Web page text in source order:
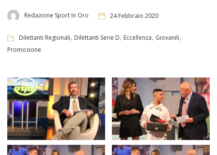
Redazione Sport In Oro 24 Febbraio 2020
Dilettanti Regionali, Dilettanti Serie D, Eccellenza, Giovanili,
Promozione